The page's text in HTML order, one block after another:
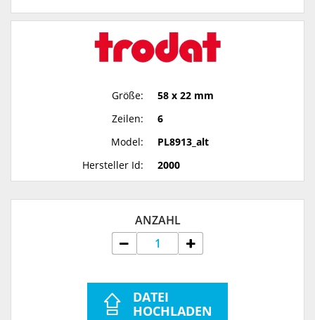
Größe:
58 x 22 mm
Zeilen:
6
Model:
PL8913_alt
Hersteller Id:
2000
ANZAHL
DATEI
HOCHLADEN